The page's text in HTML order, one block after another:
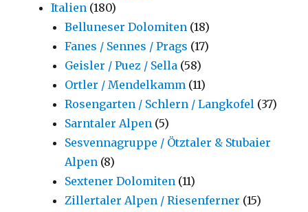
Italien (180)
Belluneser Dolomiten (18)
Fanes / Sennes / Prags (17)
Geisler / Puez / Sella (58)
Ortler / Mendelkamm (11)
Rosengarten / Schlern / Langkofel (37)
Sarntaler Alpen (5)
Sesvennagruppe / Ötztaler & Stubaier
Alpen (8)
Sextener Dolomiten (11)
Zillertaler Alpen / Riesenferner (15)